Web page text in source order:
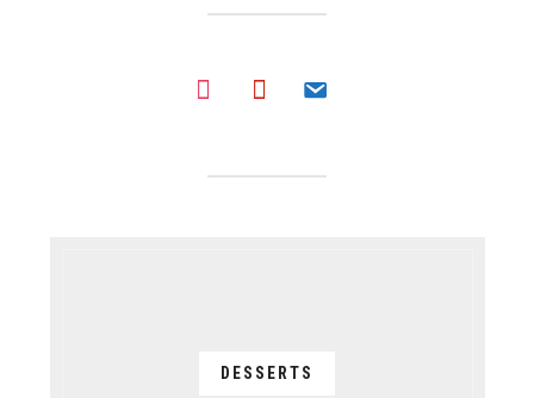
instagrampinterestemail
DESSERTS